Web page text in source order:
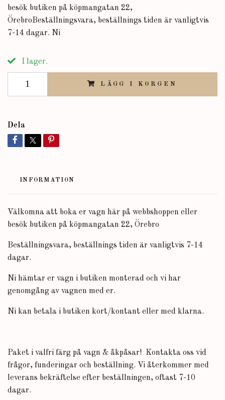
besök butiken på köpmangatan 22,
ÖrebroBeställningsvara, beställnings tiden är vanligtvis
7-14 dagar. Ni
I lager.
LÄGG I KORGEN
Dela
INFORMATION
Välkomna att boka er vagn här på webbshoppen eller
besök butiken på köpmangatan 22, Örebro
Beställningsvara, beställnings tiden är vanligtvis 7-14
dagar.
Ni hämtar er vagn i butiken monterad och vi har
genomgång av vagnen med er.
Ni kan betala i butiken kort/kontant eller med klarna.
Paket i valfri färg på vagn & åkpåsar! Kontakta oss vid
frågor, funderingar och beställning. Vi återkommer med
leverans bekräftelse efter beställningen, oftast 7-10
dagar.